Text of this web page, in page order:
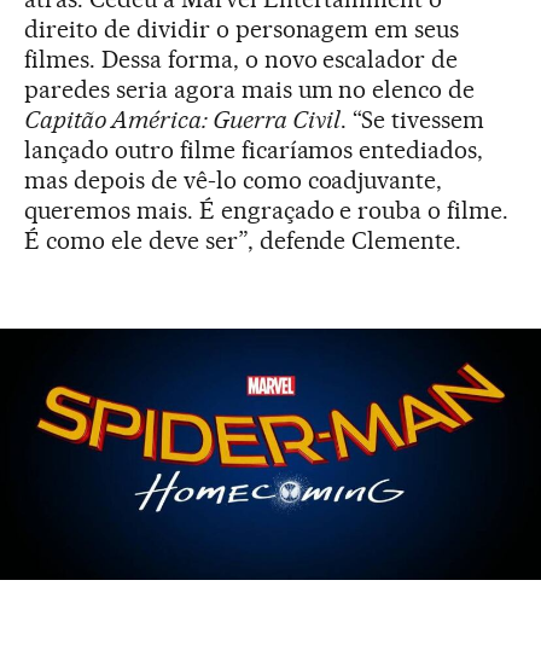
direito de dividir o personagem em seus
filmes. Dessa forma, o novo escalador de
paredes seria agora mais um no elenco de
Capitão América: Guerra Civil. “Se tivessem
lançado outro filme ficaríamos entediados,
mas depois de vê-lo como coadjuvante,
queremos mais. É engraçado e rouba o filme.
É como ele deve ser”, defende Clemente.